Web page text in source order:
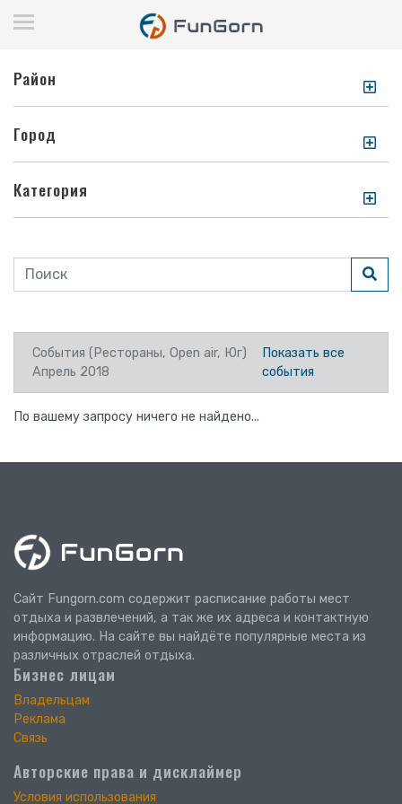
Район
Город
Категория
События (Рестораны, Open air, Юг)
Апрель 2018
Показать все
события
По вашему запросу ничего не найдено...
Сайт Fungorn.com содержит расписание работы мест
отдыха и развлечений, а так же их адреса и контактную
информацию. На сайте вы найдёте популярные места из
различных отраслей отдыха.
Бизнес лицам
Владельцам
Реклама
Связь
Авторские права и дисклаймер
Условия использования